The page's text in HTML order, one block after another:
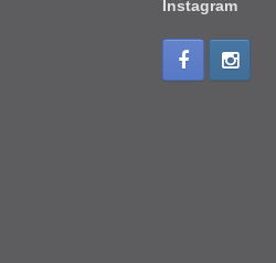
Instagram